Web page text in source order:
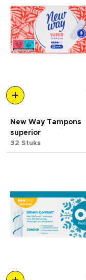
New Way Tampons
superior
32 Stuks